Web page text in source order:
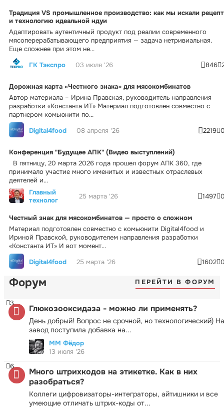
Традиция VS промышленное производство: как мы искали рецепт
и технологию идеальной ндуи
Адаптировать аутентичный продукт под реалии современного
мясоперерабатывающего предприятия — задача нетривиальная.
Еще сложнее при этом не...
ГК Тэкспро
03 июля '26 846
Дорожная карта «Честного знака» для мясокомбинатов
Автор материала – Ирина Правская, руководитель направления
разработки «Константа ИТ» Материал подготовлен совместно с
партнером комьюнити по...
Digital4food
08 апреля '26 2219
Конференция "Будущее АПК" (Видео выступлений)
В пятницу, 20 марта 2026 года прошел форум АПК 360, где
принимало участие много именитых и известных отраслевых
деятелей и...
Главный
технолог
25 марта '26 1497
Честный знак для мясокомбинатов — просто о сложном
Материал подготовлен совместно с комьюнити Digital4food и
Ириной Правской, руководителем направления разработки
«Константа ИТ» И вот момент...
Digital4food
25 марта '26 1602
Форум ПЕРЕЙТИ В ФОРУМ
Глюкозооксидаза - можно ли применять?
День добрый! Вопрос не срочной, но технологический) На
завод поступила добавка на...
3
ММ Фёдор
13 июля '26
Много штрихкодов на этикетке. Как в них
разобраться?
Коллеги цифровизаторы-интеграторы, айтишники и все
умеющие отличать штрих-коды от...
6